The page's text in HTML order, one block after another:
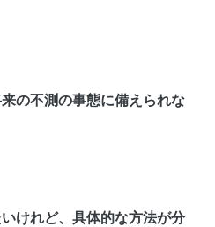
の不測の事態に備えられな
けれど、具体的な方法が分